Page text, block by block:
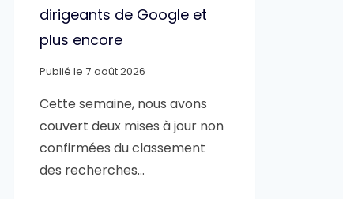
dirigeants de Google et
plus encore
Publié le 7 août 2026
Cette semaine, nous avons
couvert deux mises à jour non
confirmées du classement
des recherches…